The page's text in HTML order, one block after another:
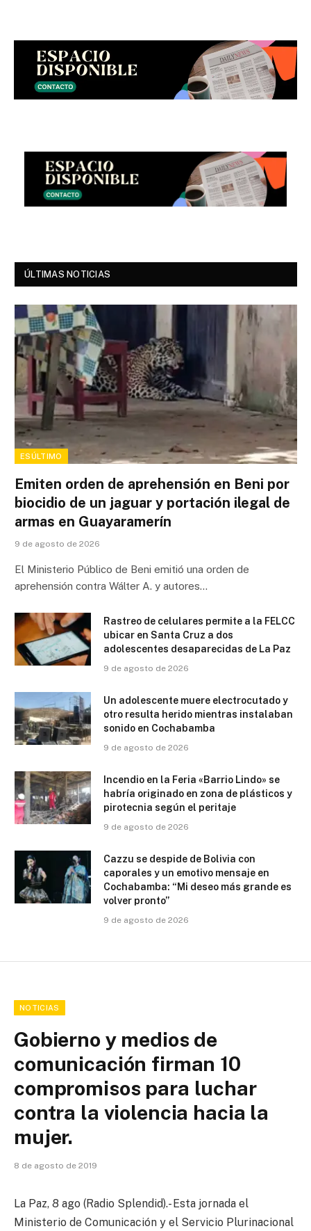
ÚLTIMAS NOTICIAS
ESÚLTIMO
Emiten orden de aprehensión en Beni por
biocidio de un jaguar y portación ilegal de
armas en Guayaramerín
9 de agosto de 2026
El Ministerio Público de Beni emitió una orden de
aprehensión contra Wálter A. y autores…
Rastreo de celulares permite a la FELCC
ubicar en Santa Cruz a dos
adolescentes desaparecidas de La Paz
9 de agosto de 2026
Un adolescente muere electrocutado y
otro resulta herido mientras instalaban
sonido en Cochabamba
9 de agosto de 2026
Incendio en la Feria «Barrio Lindo» se
habría originado en zona de plásticos y
pirotecnia según el peritaje
9 de agosto de 2026
Cazzu se despide de Bolivia con
caporales y un emotivo mensaje en
Cochabamba: “Mi deseo más grande es
volver pronto”
9 de agosto de 2026
NOTICIAS
Gobierno y medios de
comunicación firman 10
compromisos para luchar
contra la violencia hacia la
mujer.
8 de agosto de 2019
La Paz, 8 ago (Radio Splendid).- Esta jornada el
Ministerio de Comunicación y el Servicio Plurinacional